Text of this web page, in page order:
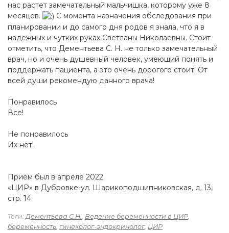
нас растет замечательный мальчишка, которому уже 8
месяцев.
С момента назначения обследования при
планировании и до самого дня родов я знала, что я в
надежных и чутких руках Светланы Николаевны. Стоит
отметить, что Дементьева С. Н. не только замечательный
врач, но и очень душевный человек, умеющий понять и
поддержать пациента, а это очень дорогого стоит! От
всей души рекомендую данного врача!
Понравилось
Все!
Не понравилось
Их нет.
Приём был в апреле 2022
«ЦИР» в Дубровке-ул. Шарикоподшипниковская, д. 13,
стр. 14
Теги: Дементьева С.Н. Ведение беременности в ЦИР
беременность гинеколог-эндокринолог, ЦИР